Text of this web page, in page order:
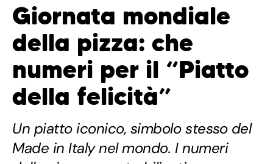
Giornata mondiale
della pizza: che
numeri per il “Piatto
della felicità”
Un piatto iconico, simbolo stesso del
Made in Italy nel mondo. I numeri